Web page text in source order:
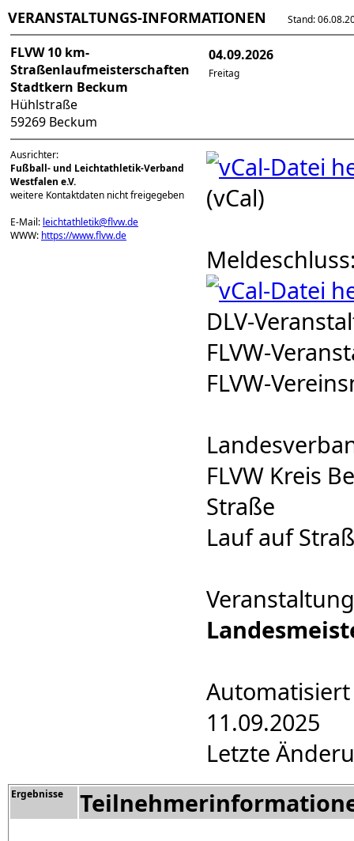
VERANSTALTUNGS-INFORMATIONEN Stand:
FLVW 10 km-
Straßenlaufmeisterschaften
Stadtkern Beckum
Hühlstraße
59269 Beckum
04.09.2026
Freitag
Ausrichter:
Fußball- und Leichtathletik-Verband
Westfalen e.V.
weitere Kontaktdaten nicht freigegeben
E-Mail: leichtathletik@flvw.de
WWW: https://www.flvw.de
(vCal)
DLV-
FLVW-
FLVW-
FLVW Kreis
Straße
Lauf auf
11.09.2025
Letzte
Ergebnisse